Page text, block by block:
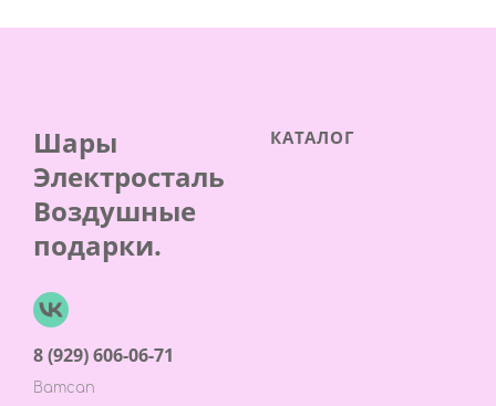
Шары
Электросталь
Воздушные
подарки.
8 (929) 606-06-71
Ватсап
КАТАЛОГ